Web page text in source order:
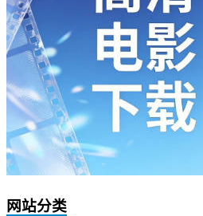
网站分类